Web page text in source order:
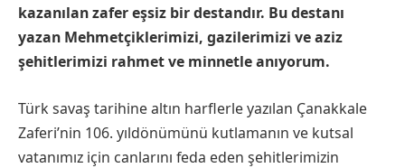
kazanılan zafer eşsiz bir destandır. Bu destanı
yazan Mehmetçiklerimizi, gazilerimizi ve aziz
şehitlerimizi rahmet ve minnetle anıyorum.
Türk savaş tarihine altın harflerle yazılan Çanakkale
Zaferi’nin 106. yıldönümünü kutlamanın ve kutsal
vatanımız için canlarını feda eden şehitlerimizin